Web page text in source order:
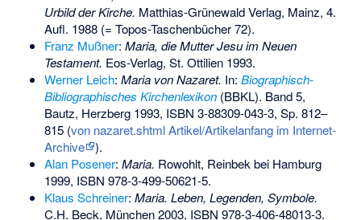
Urbild der Kirche. Matthias-Grünewald Verlag, Mainz, 4.
Aufl. 1988 (= Topos-Taschenbücher 72).
Franz Mußner: Maria, die Mutter Jesu im Neuen
Testament. Eos-Verlag, St. Ottilien 1993.
Werner Leich: Maria von Nazaret. In: Biographisch-
Bibliographisches Kirchenlexikon(BBKL). Band 5,
Bautz, Herzberg 1993, ISBN 3-88309-043-3, Sp. 812–
815(von nazaret.shtml Artikel/Artikelanfang im Internet-
Archive
).
Alan Posener: Maria. Rowohlt, Reinbek bei Hamburg
1999, ISBN 978-3-499-50621-5.
Klaus Schreiner: Maria. Leben, Legenden, Symbole.
C.H. Beck, München 2003, ISBN 978-3-406-48013-3.